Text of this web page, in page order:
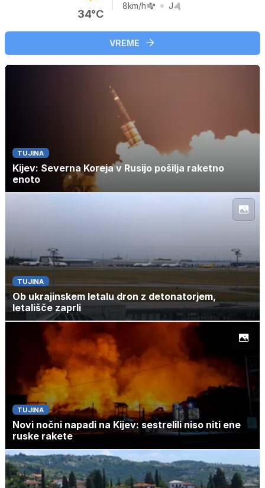
34°C
8km/h J
VREME
TUJINA
Kijev: Severna Koreja v Rusijo pošilja raketno
enoto
TUJINA
Ob ukrajinskem letalu dron z detonatorjem,
letališče zaprli
TUJINA
Novi nočni napadi na Kijev: sestrelili niso niti ene
ruske rakete